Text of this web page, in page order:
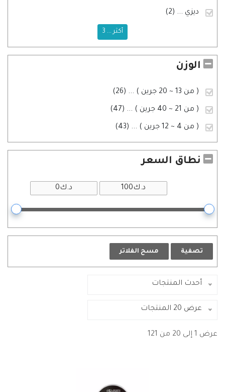
ديزي ... (2)
أكثر ... 3
الوزن
( من 13 ~ 20 جرين ) ... (26)
( من 21 ~ 40 جرين ) ... (47)
( من 4 ~ 12 جرين ) ... (43)
نطاق السعر
تصفية مسح الفلاتر
أحدث المنتجات
عرض 20 المنتجات
عرض 1 إلى 20 من 121